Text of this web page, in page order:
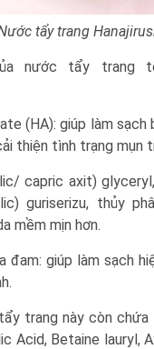
tẩy trang
nước tẩy trang
(HA): giúp làm sạch
thiện tình trạng mụn
capric axit) glyceryl,
guriserizu, thủy
mềm mịn hơn.
đam: giúp làm sạch
trang này còn chứa
Acid, Betaine lauryl,